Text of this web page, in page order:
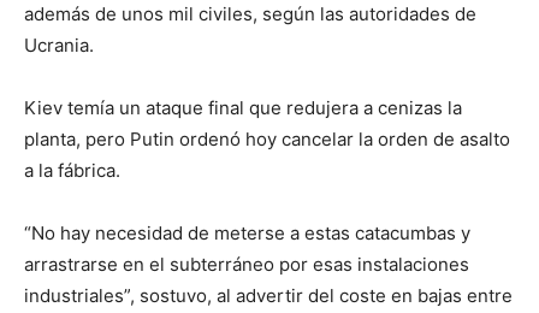
además de unos mil civiles, según las autoridades de
Ucrania.
Kiev temía un ataque final que redujera a cenizas la
planta, pero Putin ordenó hoy cancelar la orden de asalto
a la fábrica.
“No hay necesidad de meterse a estas catacumbas y
arrastrarse en el subterráneo por esas instalaciones
industriales”, sostuvo, al advertir del coste en bajas entre